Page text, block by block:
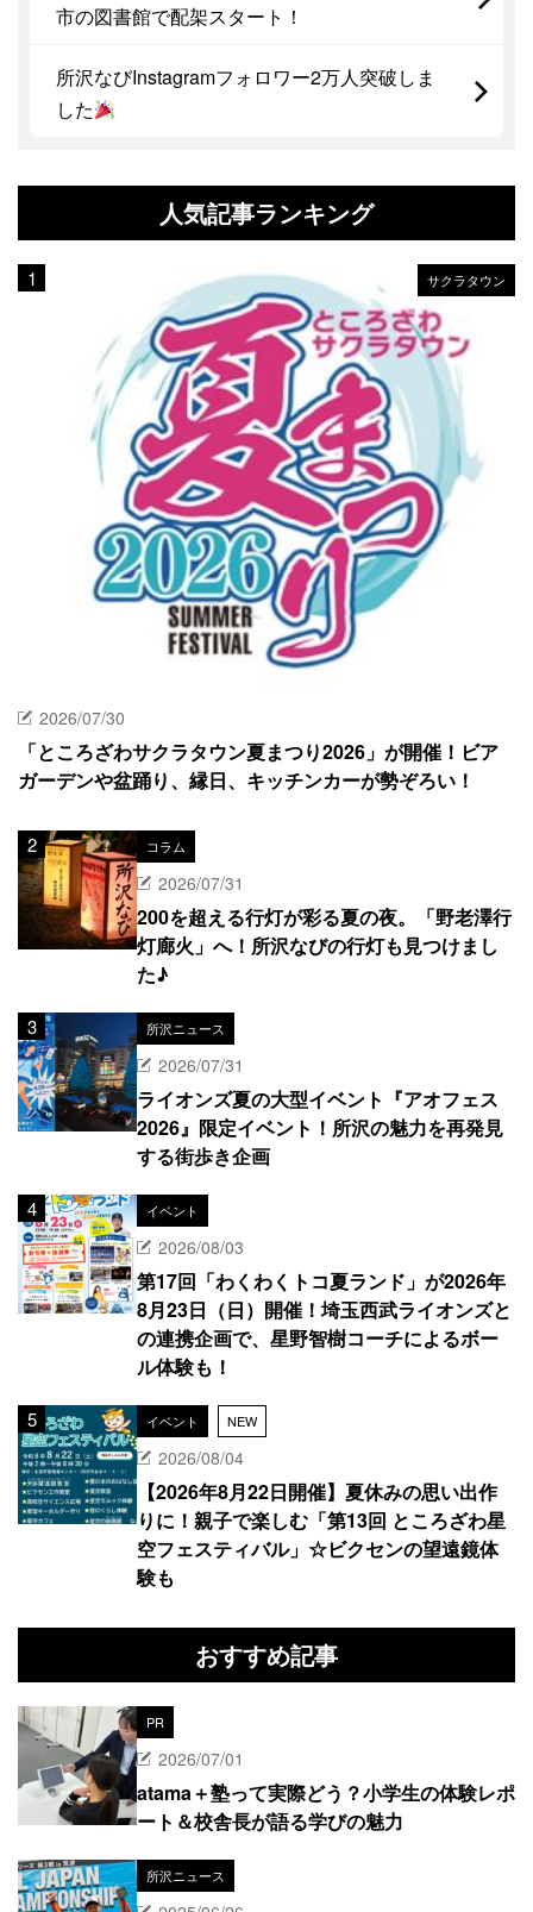
市の図書館で配架スタート！
所沢なびInstagramフォロワー2万人突破しま
した
人気記事ランキング
サクラタウン
2026/07/30
「ところざわサクラタウン夏まつり2026」が開催！ビア
ガーデンや盆踊り、縁日、キッチンカーが勢ぞろい！
コラム
2026/07/31
200を超える行灯が彩る夏の夜。「野老澤行
灯廊火」へ！所沢なびの行灯も見つけまし
た♪
所沢ニュース
2026/07/31
ライオンズ夏の大型イベント『アオフェス
2026』限定イベント！所沢の魅力を再発見
する街歩き企画
イベント
2026/08/03
第17回「わくわくトコ夏ランド」が2026年
8月23日（日）開催！埼玉西武ライオンズと
の連携企画で、星野智樹コーチによるボー
ル体験も！
イベント NEW
2026/08/04
【2026年8月22日開催】夏休みの思い出作
りに！親子で楽しむ「第13回 ところざわ星
空フェスティバル」☆ビクセンの望遠鏡体
験も
おすすめ記事
PR
2026/07/01
atama＋塾って実際どう？小学生の体験レポ
ート＆校舎長が語る学びの魅力
所沢ニュース